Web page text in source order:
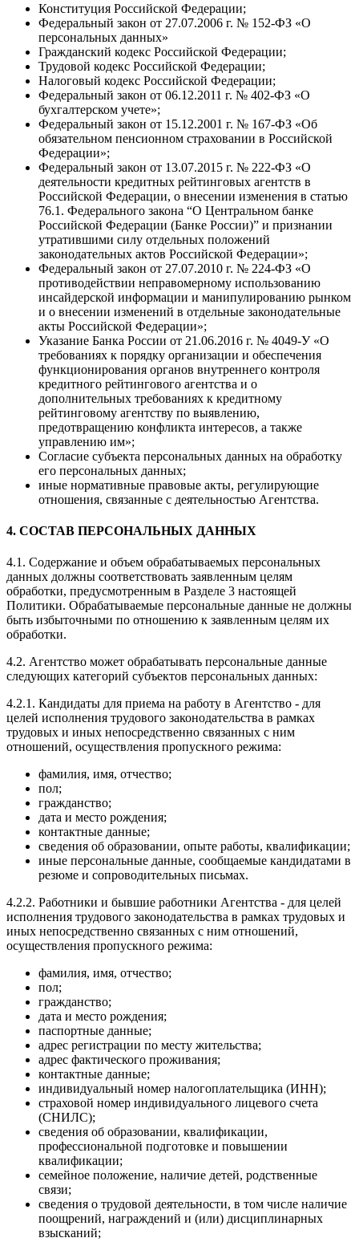
Конституция Российской Федерации;
Федеральный закон от 27.07.2006 г. № 152-ФЗ «О
персональных данных»
Гражданский кодекс Российской Федерации;
Трудовой кодекс Российской Федерации;
Налоговый кодекс Российской Федерации;
Федеральный закон от 06.12.2011 г. № 402-ФЗ «О
бухгалтерском учете»;
Федеральный закон от 15.12.2001 г. № 167-ФЗ «Об
обязательном пенсионном страховании в Российской
Федерации»;
Федеральный закон от 13.07.2015 г. № 222-ФЗ «О
деятельности кредитных рейтинговых агентств в
Российской Федерации, о внесении изменения в статью
76.1. Федерального закона “О Центральном банке
Российской Федерации (Банке России)” и признании
утратившими силу отдельных положений
законодательных актов Российской Федерации»;
Федеральный закон от 27.07.2010 г. № 224-ФЗ «О
противодействии неправомерному использованию
инсайдерской информации и манипулированию рынком
и о внесении изменений в отдельные законодательные
акты Российской Федерации»;
Указание Банка России от 21.06.2016 г. № 4049-У «О
требованиях к порядку организации и обеспечения
функционирования органов внутреннего контроля
кредитного рейтингового агентства и о
дополнительных требованиях к кредитному
рейтинговому агентству по выявлению,
предотвращению конфликта интересов, а также
управлению им»;
Согласие субъекта персональных данных на обработку
его персональных данных;
иные нормативные правовые акты, регулирующие
отношения, связанные с деятельностью Агентства.
4. СОСТАВ ПЕРСОНАЛЬНЫХ ДАННЫХ
4.1. Содержание и объем обрабатываемых персональных
данных должны соответствовать заявленным целям
обработки, предусмотренным в Разделе 3 настоящей
Политики. Обрабатываемые персональные данные не должны
быть избыточными по отношению к заявленным целям их
обработки.
4.2. Агентство может обрабатывать персональные данные
следующих категорий субъектов персональных данных:
4.2.1. Кандидаты для приема на работу в Агентство - для
целей исполнения трудового законодательства в рамках
трудовых и иных непосредственно связанных с ним
отношений, осуществления пропускного режима:
фамилия, имя, отчество;
пол;
гражданство;
дата и место рождения;
контактные данные;
сведения об образовании, опыте работы, квалификации;
иные персональные данные, сообщаемые кандидатами в
резюме и сопроводительных письмах.
4.2.2. Работники и бывшие работники Агентства - для целей
исполнения трудового законодательства в рамках трудовых и
иных непосредственно связанных с ним отношений,
осуществления пропускного режима:
фамилия, имя, отчество;
пол;
гражданство;
дата и место рождения;
паспортные данные;
адрес регистрации по месту жительства;
адрес фактического проживания;
контактные данные;
индивидуальный номер налогоплательщика (ИНН);
страховой номер индивидуального лицевого счета
(СНИЛС);
сведения об образовании, квалификации,
профессиональной подготовке и повышении
квалификации;
семейное положение, наличие детей, родственные
связи;
сведения о трудовой деятельности, в том числе наличие
поощрений, награждений и (или) дисциплинарных
взысканий;